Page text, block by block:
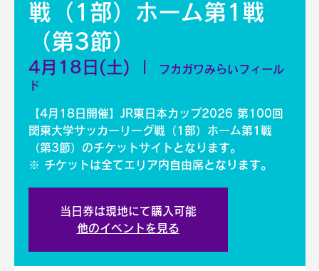
戦（1部）ホーム第1戦
（第3節）
4月18日(土)
フカガワみらいフィール
ド
【4月18日開催】JR東日本カップ2026 第100回
関東大学サッカーリーグ戦（1部）ホーム第1戦
（第3節）のチケットサイトとなります。
※ チケットは全てエリア内自由席となります。
当日券は現地にて購入可能
他のイベントを見る